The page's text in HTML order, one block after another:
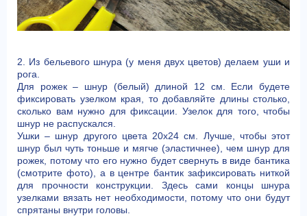
2. Из бельевого шнура (у меня двух цветов) делаем уши и
рога.
Для рожек – шнур (белый) длиной 12 см. Если будете
фиксировать узелком края, то добавляйте длины столько,
сколько вам нужно для фиксации. Узелок для того, чтобы
шнур не распускался.
Ушки – шнур другого цвета 20х24 см. Лучше, чтобы этот
шнур был чуть тоньше и мягче (эластичнее), чем шнур для
рожек, потому что его нужно будет свернуть в виде бантика
(смотрите фото), а в центре бантик зафиксировать ниткой
для прочности конструкции. Здесь сами концы шнура
узелками вязать нет необходимости, потому что они будут
спрятаны внутри головы.